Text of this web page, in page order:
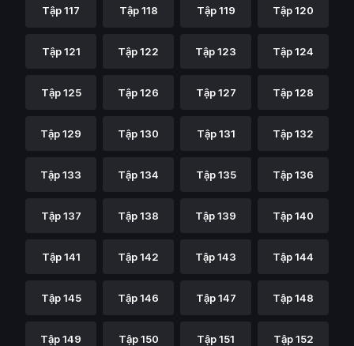
Tập 117 Tập 118 Tập 119 Tập 120
Tập 121 Tập 122 Tập 123 Tập 124
Tập 125 Tập 126 Tập 127 Tập 128
Tập 129 Tập 130 Tập 131 Tập 132
Tập 133 Tập 134 Tập 135 Tập 136
Tập 137 Tập 138 Tập 139 Tập 140
Tập 141 Tập 142 Tập 143 Tập 144
Tập 145 Tập 146 Tập 147 Tập 148
Tập 149 Tập 150 Tập 151 Tập 152